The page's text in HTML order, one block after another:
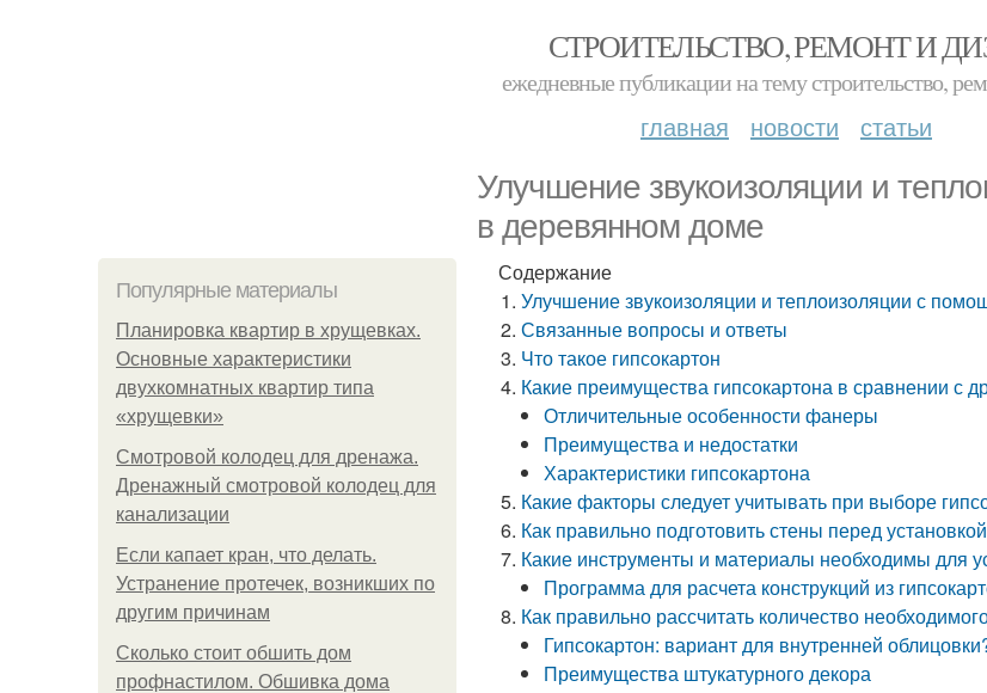
СТРОИТЕЛЬСТВО, РЕМОНТ И
ежедневные публикации на тему строительство,
главная новости статьи
Улучшение звукоизоляции и
в деревянном доме
Популярные материалы
Планировка квартир в хрущевках.
Основные характеристики
двухкомнатных квартир типа
«хрущевки»
Смотровой колодец для дренажа.
Дренажный смотровой колодец для
канализации
Если капает кран, что делать.
Устранение протечек, возникших по
другим причинам
Сколько стоит обшить дом
профнастилом. Обшивка дома
Содержание
Улучшение звукоизоляции и теплоизоляции с
Связанные вопросы и ответы
Что такое гипсокартон
Какие преимущества гипсокартона в сравнении с
Отличительные особенности фанеры
Преимущества и недостатки
Характеристики гипсокартона
Какие факторы следует учитывать при выборе
Как правильно подготовить стены перед
Какие инструменты и материалы необходимы для
Программа для расчета конструкций из
Как правильно рассчитать количество
Гипсокартон: вариант для внутренней
Преимущества штукатурного декора